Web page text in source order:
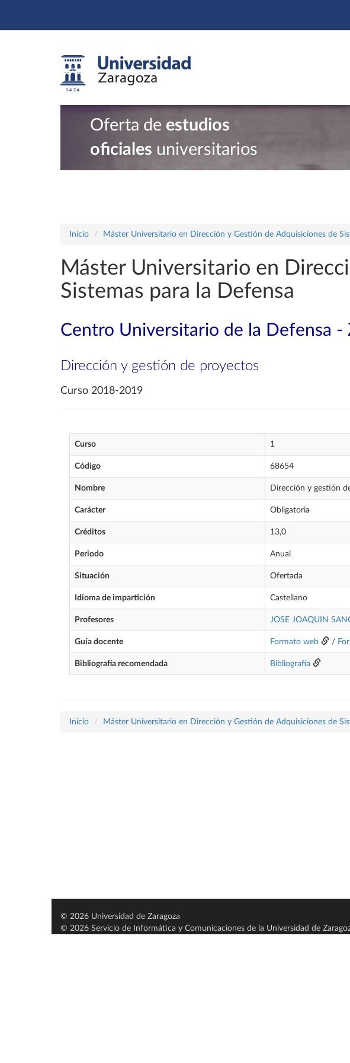
Oferta de estudios
oficiales universitarios
Inicio Máster Universitario en Dirección y Gestión de Adquisiciones de
Máster Universitario en
Sistemas para la Defensa
Centro Universitario de la Defensa -
Dirección y gestión de proyectos
Curso 2018-2019
Curso 1
Código 68654
Nombre Dirección y gestión
Carácter Obligatoria
Créditos 13,0
Periodo Anual
Situación Ofertada
Idioma de impartición Castellano
Profesores JOSE JOAQUIN
Guía docente Formato web /
Bibliografía recomendada Bibliografía
Inicio Máster Universitario en Dirección y Gestión de Adquisiciones de
© 2026 Universidad de Zaragoza
© 2026 Servicio de Informática y Comunicaciones de la Universidad de